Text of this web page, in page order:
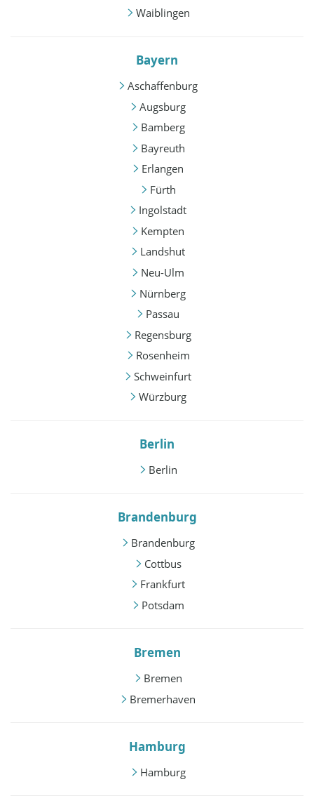
Waiblingen
Bayern
Aschaffenburg
Augsburg
Bamberg
Bayreuth
Erlangen
Fürth
Ingolstadt
Kempten
Landshut
Neu-Ulm
Nürnberg
Passau
Regensburg
Rosenheim
Schweinfurt
Würzburg
Berlin
Berlin
Brandenburg
Brandenburg
Cottbus
Frankfurt
Potsdam
Bremen
Bremen
Bremerhaven
Hamburg
Hamburg